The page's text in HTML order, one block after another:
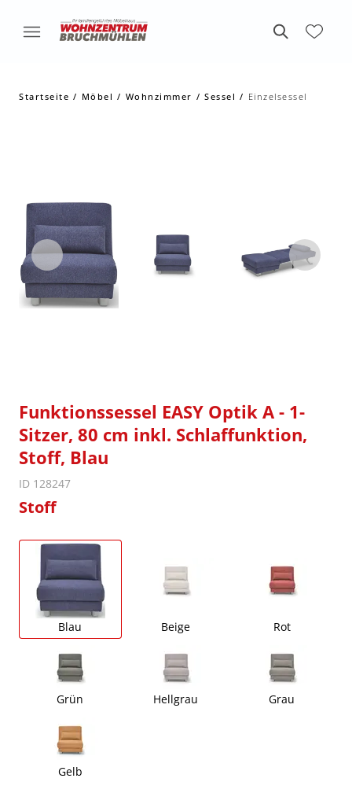
Startseite Möbel Wohnzimmer Sessel Einzelsessel
Funktionssessel EASY Optik A - 1-
Sitzer, 80 cm inkl. Schlaffunktion,
Stoff, Blau
ID 128247
Stoff
Blau Beige Rot
Grün Hellgrau Grau
Gelb